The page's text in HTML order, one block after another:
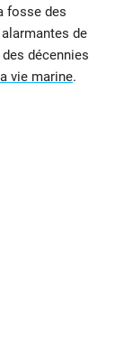
fosse des
de
décennies
vie marine.